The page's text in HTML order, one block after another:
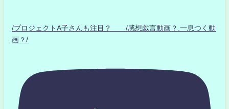
/プロジェクトA子さんも注目？ /感想戯言動画？.一息つく動
画？/